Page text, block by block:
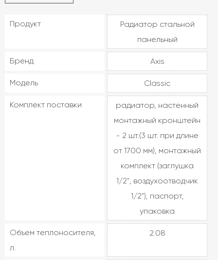
Продукт
Радиатор стальной
панельный
Бренд Axis
Модель Classic
Комплект поставки
радиатор, настенный
монтажный кронштейн
- 2 шт.(3 шт. при длине
от 1700 мм), монтажный
комплект (заглушка
1/2", воздухоотводчик
1/2"), паспорт,
упаковка
Объем теплоносителя,
л.
2.08